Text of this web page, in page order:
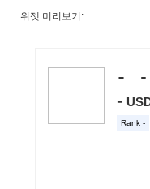
위젯 미리보기: